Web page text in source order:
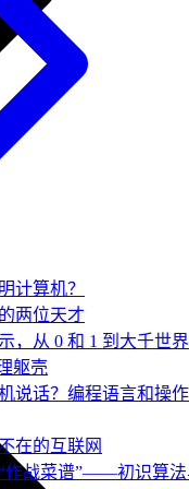
计算机？
两位天才
，从 0 和 1 到大千世界
躯壳
说话？编程语言和操
在的互联网
作战菜谱”——初识算